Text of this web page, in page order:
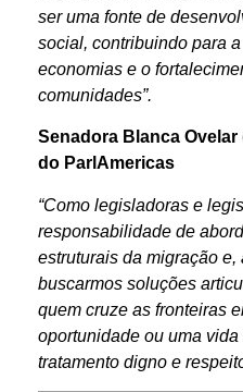
ser uma fonte de
social, contribuindo para
economias e o
comunidades”.
Senadora Blanca
do ParlAmericas
“Como legisladoras e
responsabilidade de
estruturais da migração e,
buscarmos soluções
quem cruze as fronteiras
oportunidade ou uma
tratamento digno e